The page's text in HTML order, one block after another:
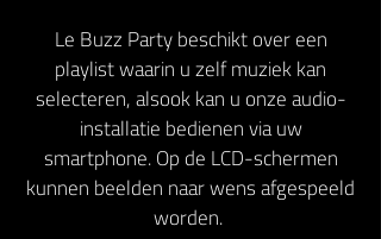
Le Buzz Party beschikt over een
playlist waarin u zelf muziek kan
selecteren, alsook kan u onze audio-
installatie bedienen via uw
smartphone. Op de LCD-schermen
kunnen beelden naar wens afgespeeld
worden.